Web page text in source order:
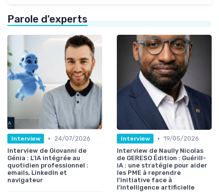
Parole d'experts
Interview •
24/07/2026
Interview de Giovanni de
Génia : L’IA intégrée au
quotidien professionnel :
emails, LinkedIn et
navigateur
Interview • 19/05/2026
Interview de Naully Nicolas
de GERESO Édition : Guérill-
iA : une stratégie pour aider
les PME à reprendre
l’initiative face à
l’intelligence artificielle